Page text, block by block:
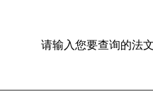
请输入您要查询的法